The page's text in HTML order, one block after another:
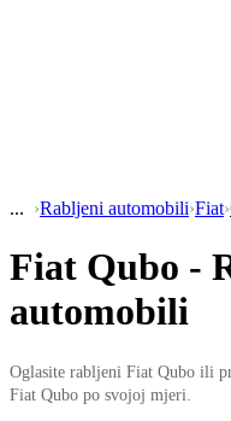
›Rabljeni automobili›Fiat›
Fiat Qubo -
automobili
Oglasite rabljeni Fiat Qubo ili
Fiat Qubo po svojoj mjeri.